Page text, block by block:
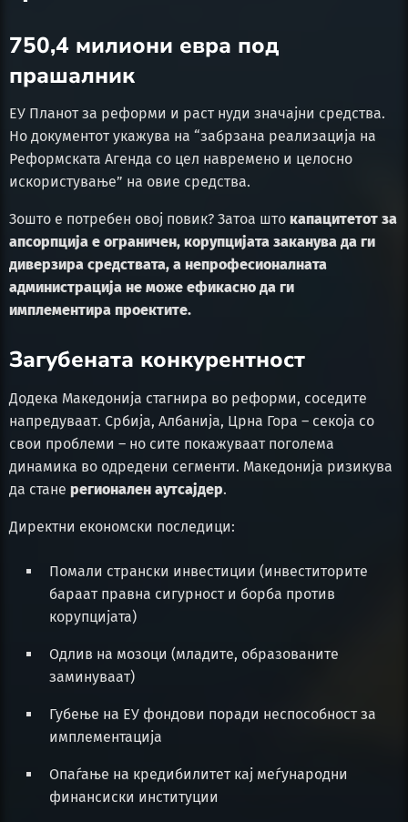
750,4 милиони евра под
прашалник
ЕУ Планот за реформи и раст нуди значајни средства.
Но документот укажува на “забрзана реализација на
Реформската Агенда со цел навремено и целосно
искористување” на овие средства.
Зошто е потребен овој повик? Затоа што капацитетот за
апсорпција е ограничен, корупцијата заканува да ги
диверзира средствата, а непрофесионалната
администрација не може ефикасно да ги
имплементира проектите.
Загубената конкурентност
Додека Македонија стагнира во реформи, соседите
напредуваат. Србија, Албанија, Црна Гора – секоја со
свои проблеми – но сите покажуваат поголема
динамика во одредени сегменти. Македонија ризикува
да стане регионален аутсајдер.
Директни економски последици:
Помали странски инвестиции (инвеститорите
бараат правна сигурност и борба против
корупцијата)
Одлив на мозоци (младите, образованите
заминуваат)
Губење на ЕУ фондови поради неспособност за
имплементација
Опаѓање на кредибилитет кај меѓународни
финансиски институции